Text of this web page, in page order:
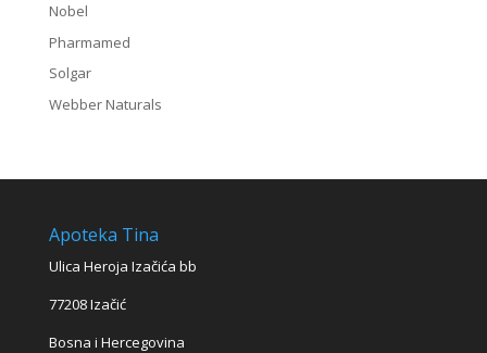
Nobel
Pharmamed
Solgar
Webber Naturals
Apoteka Tina
Ulica Heroja Izačića bb
77208 Izačić
Bosna i Hercegovina